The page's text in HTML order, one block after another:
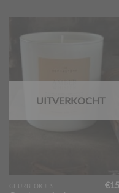
UITVERKOCHT
GEURBLOKJES €